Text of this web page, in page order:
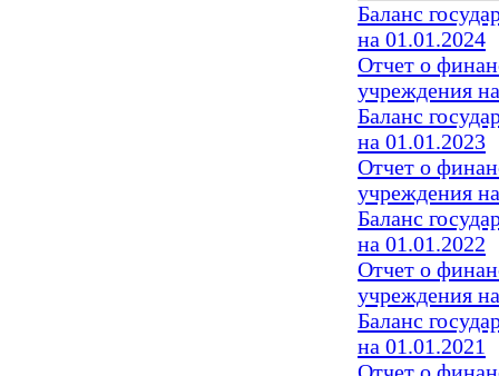
Баланс
на 01.01.2024
Отчет о
учреждения
Баланс
на 01.01.2023
Отчет о
учреждения
Баланс
на 01.01.2022
Отчет о
учреждения
Баланс
на 01.01.2021